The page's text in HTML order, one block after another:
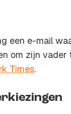
een e-mail
om zijn
Times.